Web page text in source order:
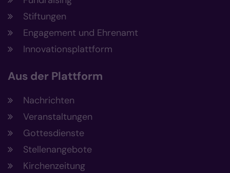
Stiftungen
Engagement und Ehrenamt
Innovationsplattform
Aus der Plattform
Nachrichten
Veranstaltungen
Gottesdienste
Stellenangebote
Kirchenzeitung